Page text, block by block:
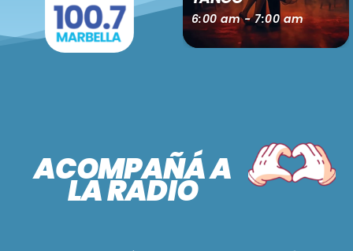
BARCELONA
MALLORCA
PODCASTS
TIENDA
8:00 am - 9:00 am 6:00 am - 7:00 am
ACOMPAÑÁ A
LA RADIO